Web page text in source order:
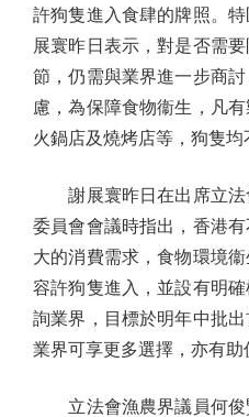
許狗隻進入食肆的牌照。
展寰昨日表示，對是否需
節，仍需與業界進一步商
慮，為保障食物衞生，凡
火鍋店及燒烤店等，狗隻均
謝展寰昨日在出席立法
委員會會議時指出，香港
大的消費需求，食物環境
容許狗隻進入，並設有明
詢業界，目標於明年中批
業界可享更多選擇，亦有助
立法會漁農界議員何俊